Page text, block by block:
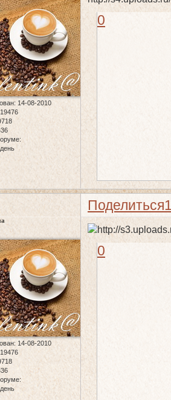
: 14-08-2010
19476
0
Поделиться
: 14-08-2010
19476
0